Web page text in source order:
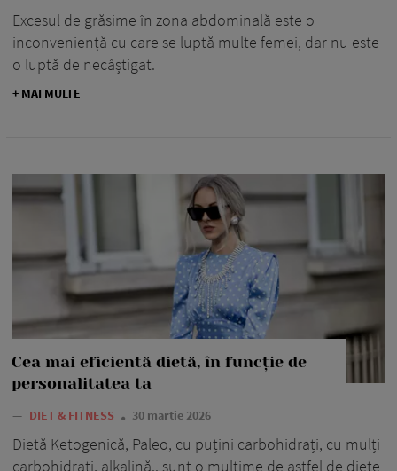
Excesul de grăsime în zona abdominală este o
inconveniență cu care se luptă multe femei, dar nu este
o luptă de necâștigat.
+ MAI MULTE
Cea mai eficientă dietă, în funcție de
personalitatea ta
— DIET & FITNESS 30 martie 2026
Dietă Ketogenică, Paleo, cu puțini carbohidrați, cu mulți
carbohidrați, alkalină.. sunt o mulțime de astfel de diete